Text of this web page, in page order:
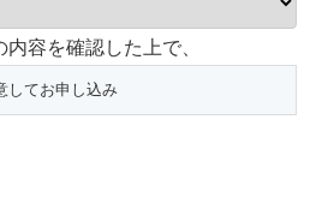
内容を確認した上で、